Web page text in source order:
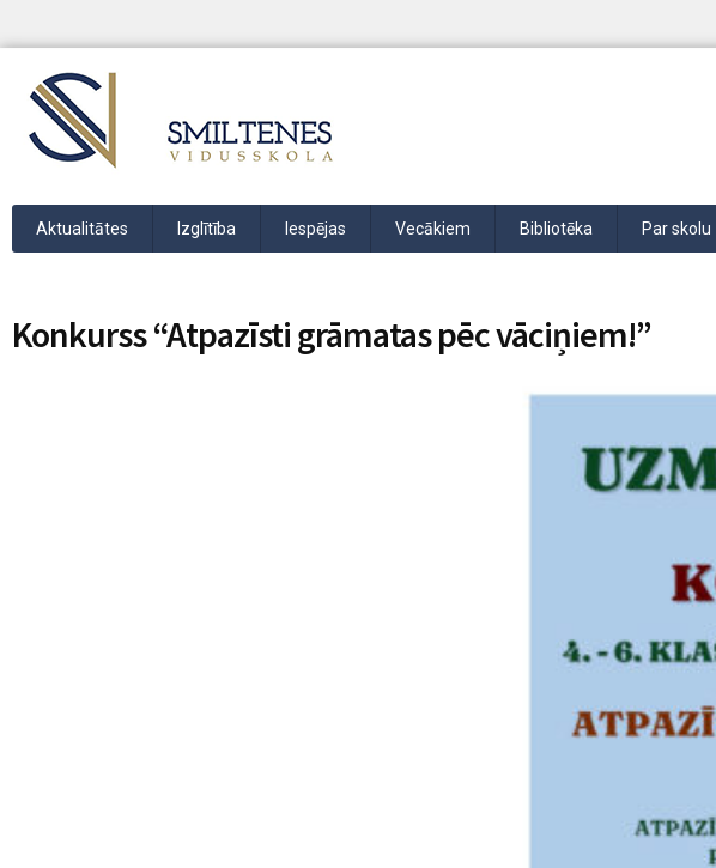
Aktualitātes Izglītība Iespējas Vecākiem Bibliotēka Par skolu
Konkurss “Atpazīsti grāmatas pēc vāciņiem!”